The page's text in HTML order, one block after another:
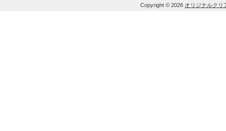
Copyright © 2026 オリジナルクリ